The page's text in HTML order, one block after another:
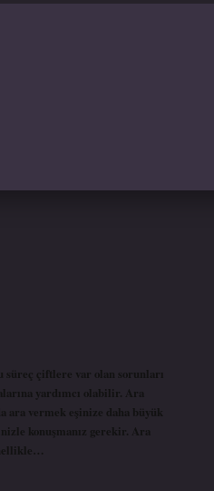
çiftlere var olan sorunları
yardımcı olabilir. Ara
vermek eşinize daha büyük
konuşmanız gerekir. Ara